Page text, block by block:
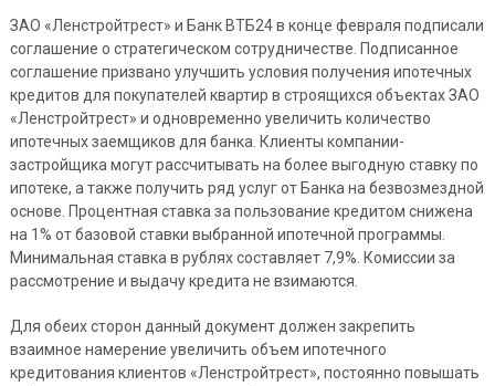
ЗАО «Ленстройтрест» и Банк ВТБ24 в конце февраля подписали
соглашение о стратегическом сотрудничестве. Подписанное
соглашение призвано улучшить условия получения ипотечных
кредитов для покупателей квартир в строящихся объектах ЗАО
«Ленстройтрест» и одновременно увеличить количество
ипотечных заемщиков для банка. Клиенты компании-
застройщика могут рассчитывать на более выгодную ставку по
ипотеке, а также получить ряд услуг от Банка на безвозмездной
основе. Процентная ставка за пользование кредитом снижена
на 1% от базовой ставки выбранной ипотечной программы.
Минимальная ставка в рублях составляет 7,9%. Комиссии за
рассмотрение и выдачу кредита не взимаются.
Для обеих сторон данный документ должен закрепить
взаимное намерение увеличить объем ипотечного
кредитования клиентов «Ленстройтрест», постоянно повышать